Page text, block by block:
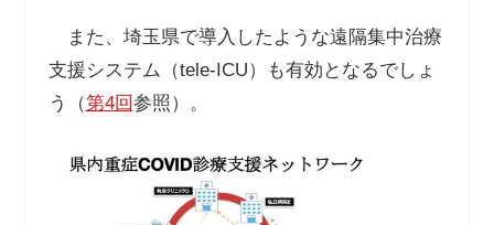
また、埼玉県で導入したような遠隔集中治療
支援システム（tele-ICU）も有効となるでしょ
う（第4回参照）。